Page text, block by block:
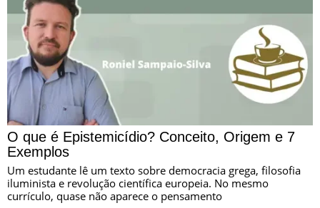
O que é Epistemicídio? Conceito, Origem e 7
Exemplos
Um estudante lê um texto sobre democracia grega, filosofia
iluminista e revolução científica europeia. No mesmo
currículo, quase não aparece o pensamento